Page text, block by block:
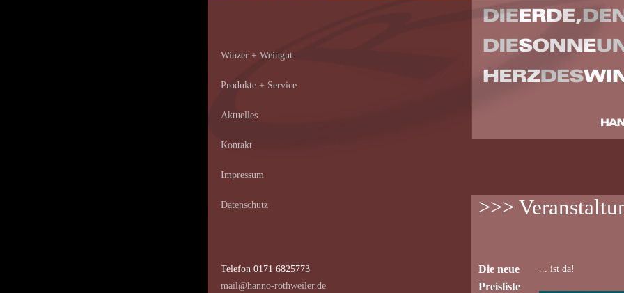
Winzer + Weingut
Produkte + Service
Aktuelles
Kontakt
Impressum
Datenschutz >>>
Die neue
Preisliste
... ist da!
Telefon 0171 6825773
mail@hanno-rothweiler.de